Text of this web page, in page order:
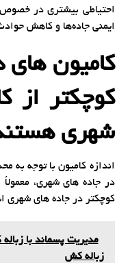
احتیاطی بیشتری در خصوص
ایمنی جاده‌ها و کاهش
کامیون
کوچکتر از
شهری
اندازه کامیون با توجه به
در جاده های شهری،
کوچکتر در جاده های شهری
زباله کش